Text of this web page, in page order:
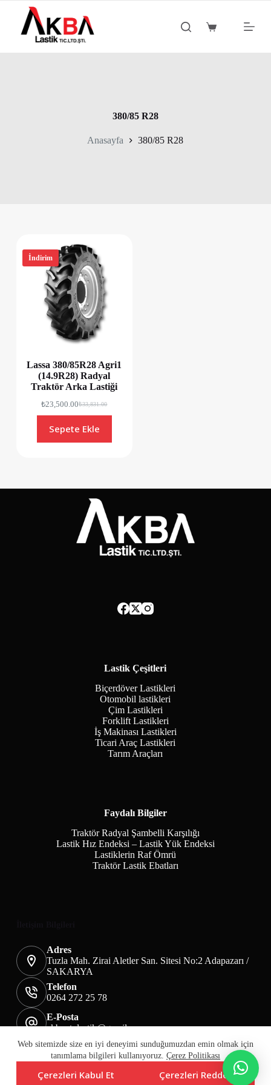
Web sitemizde size en iyi deneyimi sunduğumuzdan emin olmak için
tanımlama bilgileri kullanıyoruz. Çerez Politikası
Çerezleri Kabul Et Çerezleri Reddet
Shopping
380/85 R28
Anasayfa 380/85 R28
İndirim
Lassa 380/85R28 Agri1
(14.9R28) Radyal
Traktör Arka Lastiği
₺33,831.00
₺23,500.00
Sepete Ekle
Lastik Çeşitleri
Biçerdöver Lastikleri
Otomobil lastikleri
Çim Lastikleri
Forklift Lastikleri
İş Makinası Lastikleri
Ticari Araç Lastikleri
Tarım Araçları
Faydalı Bilgiler
Traktör Radyal Şambelli Karşılığı
Lastik Hız Endeksi – Lastik Yük Endeksi
Lastiklerin Raf Ömrü
Traktör Lastik Ebatları
Adres
Tuzla Mah. Zirai Aletler San. Sitesi No:2 Adapazarı /
SAKARYA
Telefon
0264 272 25 78
E-Posta
akbaotolastik@gmail.com
Mesafeli Satış Sözleşmesi
Teslimat&İade
Üyelik KVKK Sayfası
Çerez Politikası